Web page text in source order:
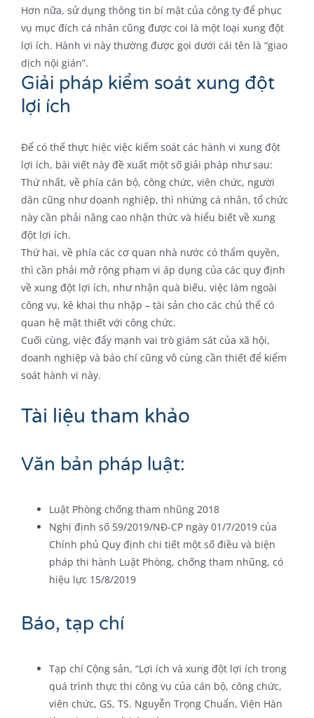
Hơn nữa, sử dụng thông tin bí mật của công ty để phục
vụ mục đích cá nhân cũng được coi là một loại xung đột
lợi ích. Hành vi này thường được gọi dưới cái tên là “giao
dịch nội gián”.
Giải pháp kiểm soát xung đột
lợi ích
Để có thể thực hiệc việc kiểm soát các hành vi xung đột
lợi ích, bài viết này đề xuất một số giải pháp như sau:
Thứ nhất, về phía cán bộ, công chức, viên chức, người
dân cũng như doanh nghiệp, thì nhứng cá nhân, tổ chức
này cần phải nâng cao nhận thức và hiểu biết về xung
đột lợi ích.
Thứ hai, về phía các cơ quan nhà nước có thẩm quyền,
thì cần phải mở rộng phạm vi áp dụng của các quy định
về xung đột lợi ích, như nhận quà biếu, việc làm ngoài
công vụ, kê khai thu nhập – tài sản cho các chủ thể có
quan hệ mật thiết với công chức.
Cuối cùng, việc đẩy mạnh vai trò giám sát của xã hội,
doanh nghiệp và báo chí cũng vô cùng cần thiết để kiểm
soát hành vi này.
Tài liệu tham khảo
Văn bản pháp luật:
Luật Phòng chống tham nhũng 2018
Nghị định số 59/2019/NĐ-CP ngày 01/7/2019 của
Chính phủ Quy định chi tiết một số điều và biện
pháp thi hành Luật Phòng, chống tham nhũng, có
hiệu lực 15/8/2019
Báo, tạp chí
Tạp chí Cộng sản, “Lợi ích và xung đột lợi ích trong
quá trình thực thi công vụ của cán bộ, công chức,
viên chức, GS, TS. Nguyễn Trọng Chuẩn, Viện Hàn